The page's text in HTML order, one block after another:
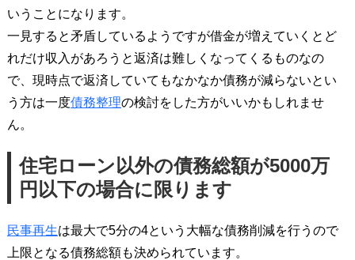
いうことになります。
一見すると矛盾しているようですが借金が増えていくとど
れだけ収入があろうと返済は難しくなってくるものなの
で、現時点で返済していてもなかなか債務が減らないとい
う方は一度債務整理の検討をした方がいいかもしれませ
ん。
住宅ローン以外の債務総額が5000万
円以下の場合に限ります
民事再生は最大で5分の4という大幅な債務削減を行うので
上限となる債務総額も決められています。